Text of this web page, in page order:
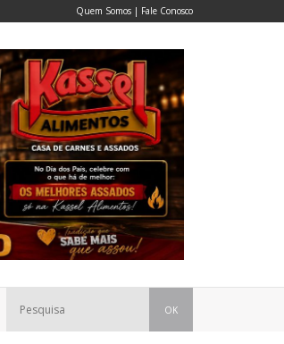
Quem Somos | Fale Conosco
OK